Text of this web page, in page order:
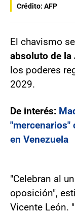
Crédito: AFP
El chavismo
absoluto de la
los poderes
2029.
De interés:
"mercenarios"
en Venezuela
"Celebran al
oposición",
Vicente León.